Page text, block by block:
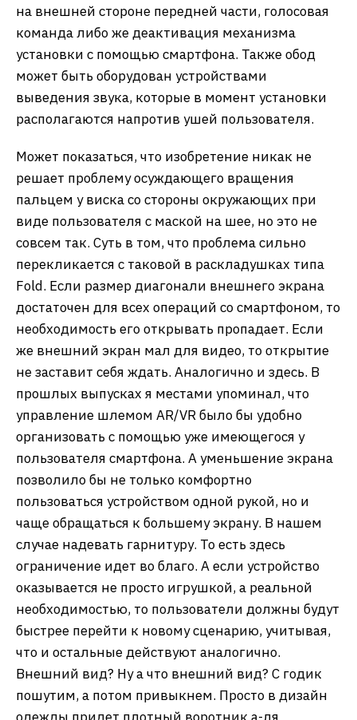
на внешней стороне передней части, голосовая
команда либо же деактивация механизма
установки с помощью смартфона. Также обод
может быть оборудован устройствами
выведения звука, которые в момент установки
располагаются напротив ушей пользователя.
Может показаться, что изобретение никак не
решает проблему осуждающего вращения
пальцем у виска со стороны окружающих при
виде пользователя с маской на шее, но это не
совсем так. Суть в том, что проблема сильно
перекликается с таковой в раскладушках типа
Fold. Если размер диагонали внешнего экрана
достаточен для всех операций со смартфоном, то
необходимость его открывать пропадает. Если
же внешний экран мал для видео, то открытие
не заставит себя ждать. Аналогично и здесь. В
прошлых выпусках я местами упоминал, что
управление шлемом AR/VR было бы удобно
организовать с помощью уже имеющегося у
пользователя смартфона. А уменьшение экрана
позволило бы не только комфортно
пользоваться устройством одной рукой, но и
чаще обращаться к большему экрану. В нашем
случае надевать гарнитуру. То есть здесь
ограничение идет во благо. А если устройство
оказывается не просто игрушкой, а реальной
необходимостью, то пользователи должны будут
быстрее перейти к новому сценарию, учитывая,
что и остальные действуют аналогично.
Внешний вид? Ну а что внешний вид? С годик
пошутим, а потом привыкнем. Просто в дизайн